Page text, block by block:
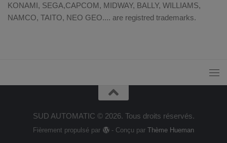
KONAMI, SEGA,CAPCOM, MIDWAY, BALLY, WILLIAMS,
NAMCO, TAITO, NEO GEO.... are registred trademarks.
SUD AUTOMATIC © 2026. Tous droits réservés.
Fièrement propulsé par - Conçu par Thème Hueman